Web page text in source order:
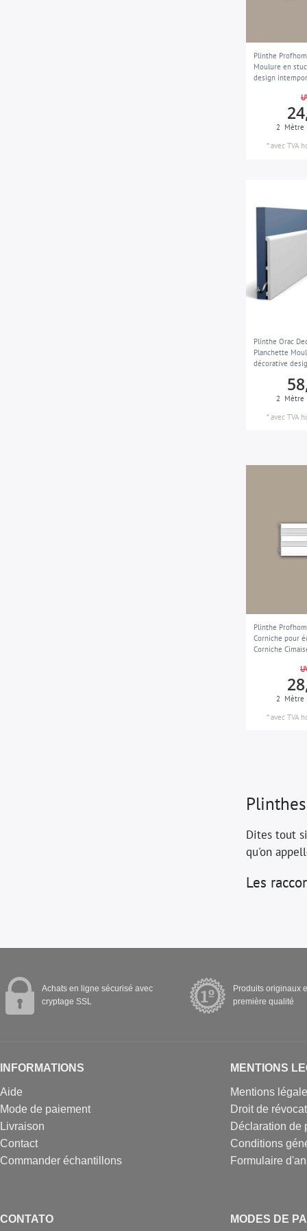
Plinthe
Moulure en
design
2 Mètre
*avec TVA
Plinthe Orac
Planchette
décorative
2 Mètre
*avec TVA
Plinthe
Corniche pour
Corniche
2 Mètre
*avec TVA
Dites tout
qu'on
Les
Achats en ligne sécurisé avec
cryptage SSL
Produits originaux
première qualité
INFORMATIONS
Aide
Mode de paiement
Livraison
Contact
Commander échantillons
MENTIONS
Mentions
Droit de
Déclaration de
Conditions
Formulaire
CONTATO MODES DE